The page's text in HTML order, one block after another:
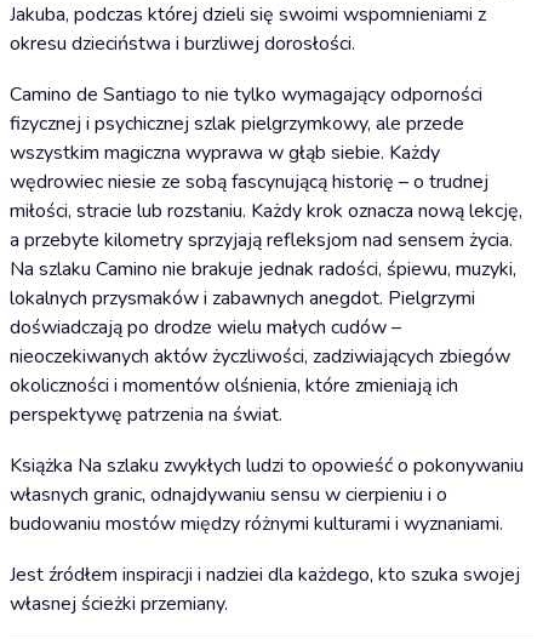
Jakuba, podczas której dzieli się swoimi wspomnieniami z
okresu dzieciństwa i burzliwej dorosłości.
Camino de Santiago to nie tylko wymagający odporności
fizycznej i psychicznej szlak pielgrzymkowy, ale przede
wszystkim magiczna wyprawa w głąb siebie. Każdy
wędrowiec niesie ze sobą fascynującą historię – o trudnej
miłości, stracie lub rozstaniu. Każdy krok oznacza nową lekcję,
a przebyte kilometry sprzyjają refleksjom nad sensem życia.
Na szlaku Camino nie brakuje jednak radości, śpiewu, muzyki,
lokalnych przysmaków i zabawnych anegdot. Pielgrzymi
doświadczają po drodze wielu małych cudów –
nieoczekiwanych aktów życzliwości, zadziwiających zbiegów
okoliczności i momentów olśnienia, które zmieniają ich
perspektywę patrzenia na świat.
Książka Na szlaku zwykłych ludzi to opowieść o pokonywaniu
własnych granic, odnajdywaniu sensu w cierpieniu i o
budowaniu mostów między różnymi kulturami i wyznaniami.
Jest źródłem inspiracji i nadziei dla każdego, kto szuka swojej
własnej ścieżki przemiany.